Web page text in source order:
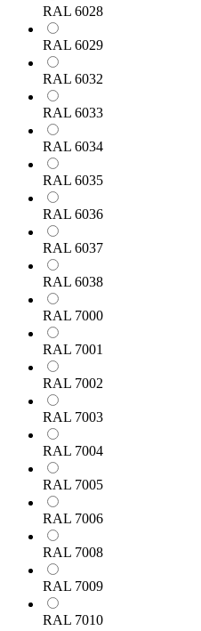
RAL 6028
RAL 6029
RAL 6032
RAL 6033
RAL 6034
RAL 6035
RAL 6036
RAL 6037
RAL 6038
RAL 7000
RAL 7001
RAL 7002
RAL 7003
RAL 7004
RAL 7005
RAL 7006
RAL 7008
RAL 7009
RAL 7010